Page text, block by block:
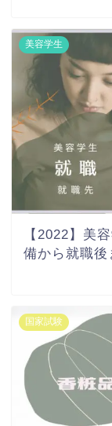
美容学生
【2022】美
備から就職
国家試験